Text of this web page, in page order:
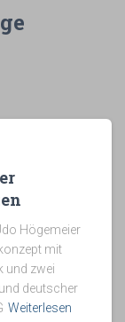
Högemeier
mit
und zwei
deutscher
Weiterlesen